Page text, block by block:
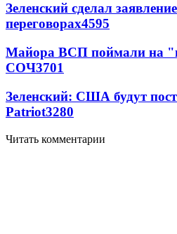
Зеленский сделал
переговорах4595
Майора ВСП поймали на
СОЧ3701
Зеленский: США будут
Patriot3280
Читать комментарии